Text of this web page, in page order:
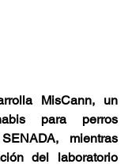
MisCann, un
para perros
mientras
del laboratorio